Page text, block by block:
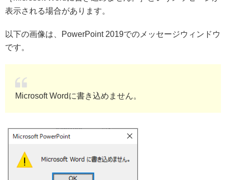
表示される場合があります。
以下の画像は、PowerPoint 2019でのメッセージウィンドウ
です。
Microsoft Wordに書き込めません。